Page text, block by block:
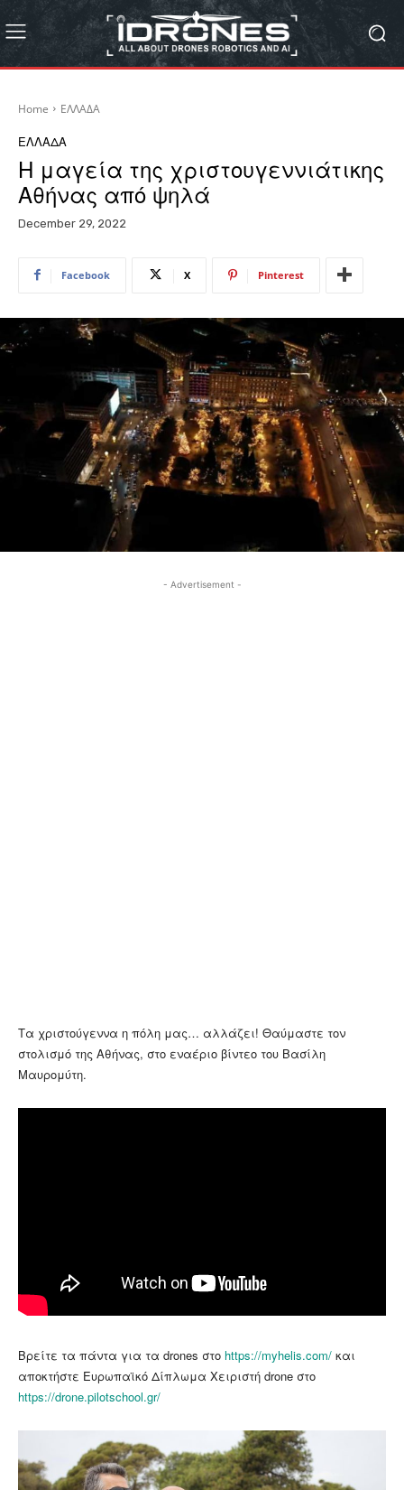
Home ΕΛΛΑΔΑ
ΕΛΛΑΔΑ
Η μαγεία της χριστουγεννιάτικης
Αθήνας από ψηλά
December 29, 2022
Facebook X Pinterest
- Advertisement -
Τα χριστούγεννα η πόλη μας… αλλάζει! Θαύμαστε τον
στολισμό της Αθήνας, στο εναέριο βίντεο του Βασίλη
Μαυρομύτη.
Βρείτε τα πάντα για τα drones στο https://myhelis.com/ και
αποκτήστε Ευρωπαϊκό Δίπλωμα Χειριστή drone στο
https://drone.pilotschool.gr/